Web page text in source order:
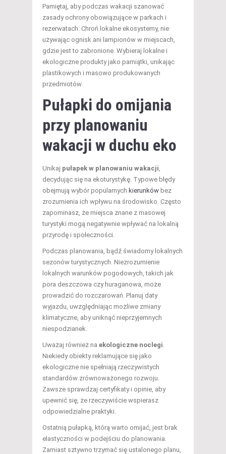
Pamiętaj, aby podczas wakacji szanować
zasady ochrony obowiązujące w parkach i
rezerwatach. Chroń lokalne ekosystemy, nie
używając ognisk ani lampionów w miejscach,
gdzie jest to zabronione. Wybieraj lokalne i
ekologiczne produkty jako pamiątki, unikając
plastikowych i masowo produkowanych
przedmiotów.
Pułapki do omijania
przy planowaniu
wakacji w duchu eko
Unikaj pułapek w planowaniu wakacji
decydując się na ekoturystykę. Typowe błędy
obejmują wybór popularnych kierunków bez
zrozumienia ich wpływu na środowisko. Często
zapominasz, że miejsca znane z masowej
turystyki mogą negatywnie wpływać na lokalną
przyrodę i społeczności.
Podczas planowania, bądź świadomy lokalnych
sezonów turystycznych. Niezrozumienie
lokalnych warunków pogodowych, takich jak
pora deszczowa czy huraganowa, może
prowadzić do rozczarowań. Planuj daty
wyjazdu, uwzględniając możliwe zmiany
klimatyczne, aby uniknąć nieprzyjemnych
niespodzianek.
Uważaj również na ekologiczne noclegi
Niekiedy obiekty reklamujące się jako
ekologiczne nie spełniają rzeczywistych
standardów zrównoważonego rozwoju.
Zawsze sprawdzaj certyfikaty i opinie, aby
upewnić się, że rzeczywiście wspierasz
odpowiedzialne praktyki.
Ostatnią pułapką, którą warto omijać, jest brak
elastyczności w podejściu do planowania.
Zamiast sztywno trzymać się ustalonego planu,